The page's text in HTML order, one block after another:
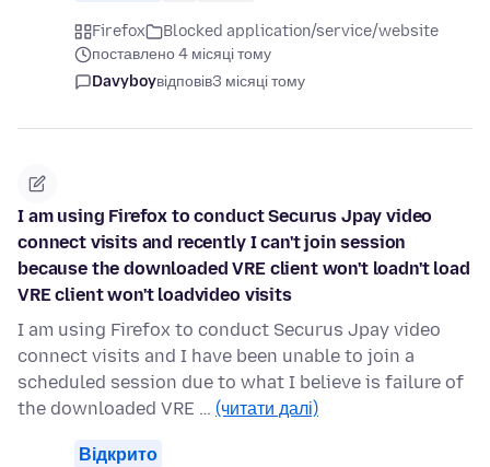
Firefox
Blocked application/service/website
поставлено 4 місяці тому
Davyboyвідповів3 місяці тому
I am using Firefox to conduct Securus Jpay video
connect visits and recently I can't join session
because the downloaded VRE client won't loadn't load
VRE client won't loadvideo visits
I am using Firefox to conduct Securus Jpay video
connect visits and I have been unable to join a
scheduled session due to what I believe is failure of
the downloaded VRE … (читати далі)
Відкрито